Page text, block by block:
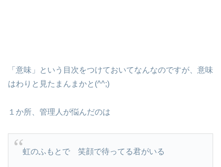
「意味」という目次をつけておいてなんなのですが、意味
はわりと見たまんまかと(^^;)
１か所、管理人が悩んだのは
虹のふもとで 笑顔で待ってる君がいる